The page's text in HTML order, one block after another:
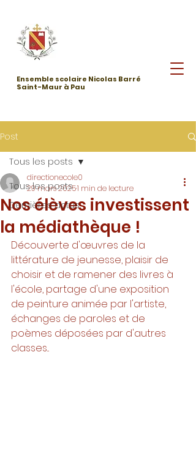
Ensemble scolaire Nicolas Barré
Saint-Maur à Pau
Post
Tous les posts
Dernières actus
Tous les posts
Nos élèves investissent
la médiathèque !
directionecole0
29 mars 20251 min de lecture
Découverte d'œuvres de la
littérature de jeunesse, plaisir de
choisir et de ramener des livres à
l'école, partage d'une exposition
de peinture animée par l'artiste,
échanges de paroles et de
poèmes déposées par d'autres
classes...